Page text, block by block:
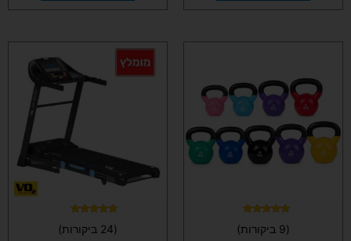
5.00
(9 ביקורות)
יש
מספר
סוגים.
ניתן
לבחור
בעמוד
המוצר
5.00
(24 ביקורות)